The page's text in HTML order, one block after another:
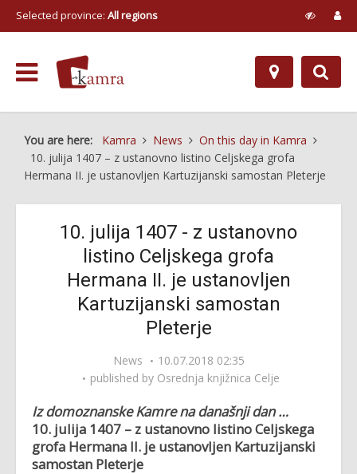
Selected province: All regions
You are here: Kamra News
On this day in Kamra
10. julija 1407 – z ustanovno listino Celjskega grofa
Hermana II. je ustanovljen Kartuzijanski samostan Pleterje
10. julija 1407 - z ustanovno
listino Celjskega grofa
Hermana II. je ustanovljen
Kartuzijanski samostan
Pleterje
News
10.07.2018 02:35
published by Osrednja knjižnica Celje
Iz domoznanske Kamre na današnji dan …
10. julija 1407 – z ustanovno listino Celjskega
grofa Hermana II. je ustanovljen Kartuzijanski
samostan Pleterje